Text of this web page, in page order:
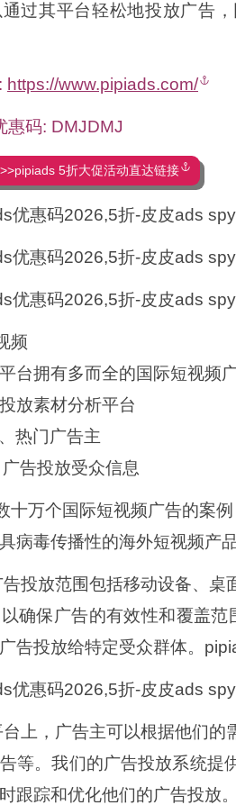
过其平台轻松地投放广告
https://www.pipiads.com/
惠码: DMJDMJ
5折大促活动直达链接
频
台拥有多而全的国际短视频
放素材分析平台
热门广告主
告投放受众信息
十万个国际短视频广告的案例
病毒传播性的海外短视频产
投放范围包括移动设备、桌
确保广告的有效性和覆盖
告投放给特定受众群体。
上，广告主可以根据他们
等。我们的广告投放系统提
跟踪和优化他们的广告投放。